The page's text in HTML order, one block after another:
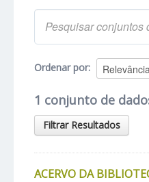
Ordenar por
1 conjunto de
Filtrar Resultados
ACERVO DA